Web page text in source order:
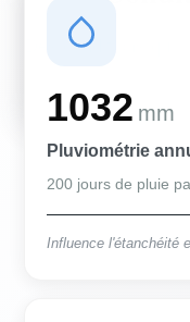
Des conditions qui
1032 mm
Pluviométrie
200 jours de pluie
Influence l'étanchéité